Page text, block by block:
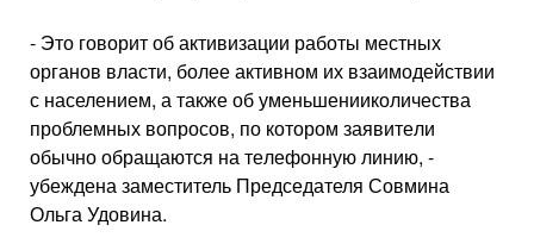
- Это говорит об активиза­ции работы местных
органов власти, более активном их взаимодействии
с населени­ем, а также об уменьшенииколичества
проблемных во­просов, по котором заявите­ли
обычно обращаются на те­лефонную линию, -
убеждена заместитель Председателя Совмина
Ольга Удовина.